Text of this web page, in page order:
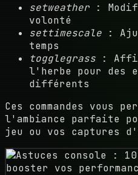
setweather :
volonté
settimescale :
temps
togglegrass :
l'herbe pour des
différents
Ces commandes vous
l'ambiance parfaite
jeu ou vos captures